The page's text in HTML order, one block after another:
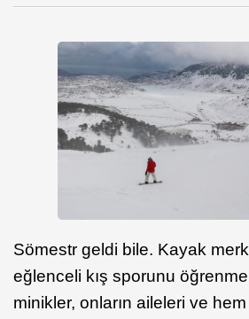
Sömestr geldi bile. Kayak
eğlenceli kış sporunu
minikler, onların aileleri ve